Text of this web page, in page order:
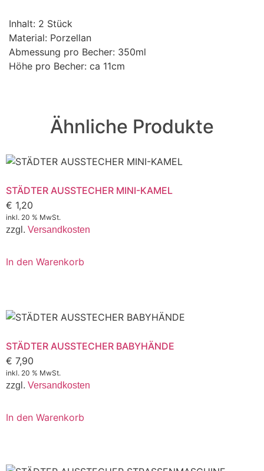
Inhalt: 2 Stück
Material: Porzellan
Abmessung pro Becher: 350ml
Höhe pro Becher: ca 11cm
Ähnliche Produkte
STÄDTER AUSSTECHER MINI-KAMEL
€ 1,20
inkl. 20 % MwSt.
zzgl. Versandkosten
In den Warenkorb
STÄDTER AUSSTECHER BABYHÄNDE
€ 7,90
inkl. 20 % MwSt.
zzgl. Versandkosten
In den Warenkorb